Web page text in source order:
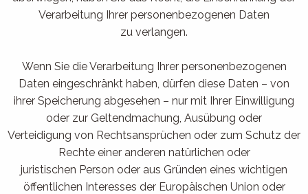
Verarbeitung Ihrer personenbezogenen Daten
zu verlangen.
Wenn Sie die Verarbeitung Ihrer personenbezogenen
Daten eingeschränkt haben, dürfen diese Daten – von
ihrer Speicherung abgesehen – nur mit Ihrer Einwilligung
oder zur Geltendmachung, Ausübung oder
Verteidigung von Rechtsansprüchen oder zum Schutz der
Rechte einer anderen natürlichen oder
juristischen Person oder aus Gründen eines wichtigen
öffentlichen Interesses der Europäischen Union oder